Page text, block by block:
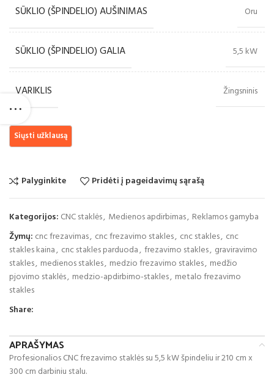
SŪKLIO (ŠPINDELIO) AUŠINIMAS Oru
SŪKLIO (ŠPINDELIO) GALIA 5,5 kW
VARIKLIS Žingsninis
Palyginkite Pridėti į pageidavimų sąrašą
Kategorijos: CNC staklės, Medienos apdirbimas, Reklamos gamyba
Žymų: cnc frezavimas, cnc frezavimo stakles, cnc stakles, cnc
stakles kaina, cnc stakles parduoda, frezavimo stakles, graviravimo
stakles, medienos stakles, medzio frezavimo stakles, medžio
pjovimo staklės, medzio-apdirbimo-stakles, metalo frezavimo
stakles
Share:
APRAŠYMAS
Profesionalios CNC frezavimo staklės su 5,5 kW špindeliu ir 210 cm x
300 cm darbiniu stalu.